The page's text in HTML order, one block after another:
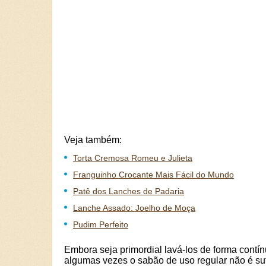
Veja também:
Torta Cremosa Romeu e Julieta
Franguinho Crocante Mais Fácil do Mundo
Patê dos Lanches de Padaria
Lanche Assado: Joelho de Moça
Pudim Perfeito
Embora seja primordial lavá-los de forma
algumas vezes o sabão de uso regular não é